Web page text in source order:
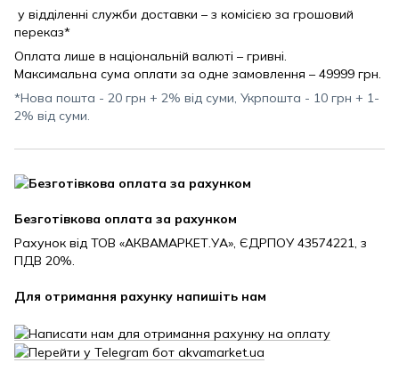
у відділенні служби доставки – з комісією за грошовий
переказ*
Оплата лише в національній валюті – гривні.
Максимальна сума оплати за одне замовлення – 49999 грн.
*Нова пошта - 20 грн + 2% від суми, Укрпошта - 10 грн + 1-
2% від суми.
Безготівкова оплата за рахунком
Рахунок від ТОВ «АКВАМАРКЕТ.УА», ЄДРПОУ 43574221, з
ПДВ 20%.
Для отримання рахунку напишіть нам